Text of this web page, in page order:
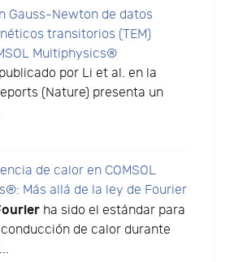
Gauss-Newton de datos
transitorios (TEM)
Multiphysics®
por Li et al. en la
(Nature) presenta un
de calor en COMSOL
Más allá de la ley de Fourier
ha sido el estándar para
de calor durante